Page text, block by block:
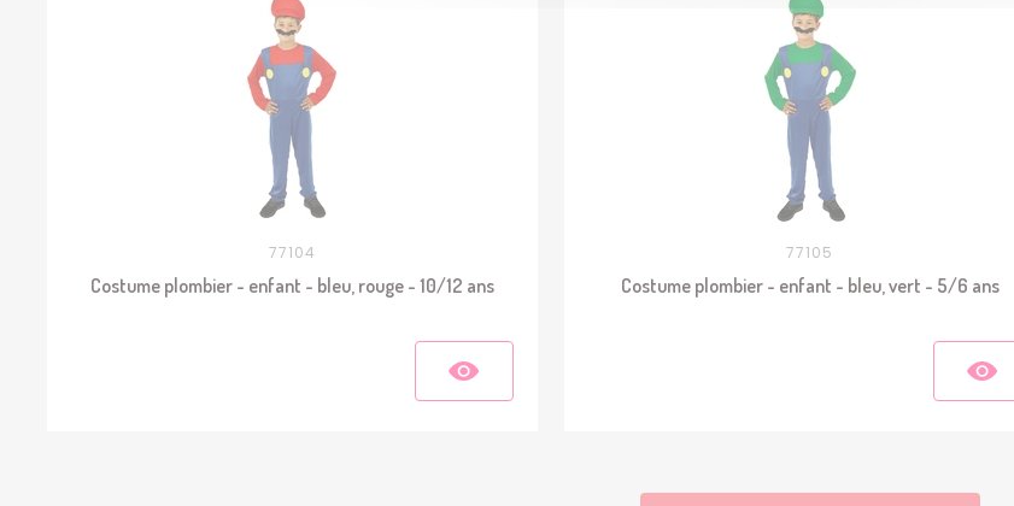
77104
Costume plombier - enfant - bleu, rouge - 10/12 ans
77105
Costume plombier - enfant - bleu, vert - 5/6 ans